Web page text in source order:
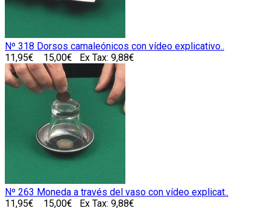
Nº 318 Dorsos camaleónicos con vídeo explicativo..
11,95€
15,00€ Ex Tax: 9,88€
Nº 263 Moneda a través del vaso con vídeo explicat..
11,95€
15,00€ Ex Tax: 9,88€